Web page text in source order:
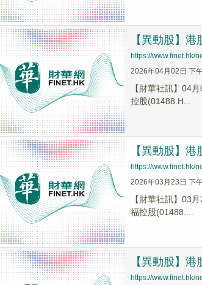
【異動股】
https://www.finet.hk/
2026年04月02日 下
【財華社訊】04
控股(01488.H...
【異動股】
https://www.finet.hk/
2026年03月23日 下
【財華社訊】03
福控股(01488....
【異動股】
https://www.finet.hk/